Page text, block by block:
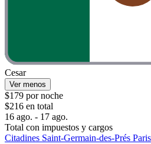
Cesar
Ver menos
$179 por noche
$216 en total
16 ago. - 17 ago.
Total con impuestos y cargos
Citadines Saint-Germain-des-Prés Paris